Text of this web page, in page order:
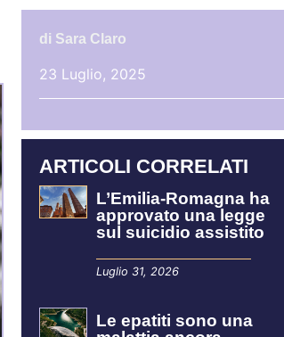
di Sara Claro
23 Luglio, 2025
ARTICOLI CORRELATI
L’Emilia-Romagna ha
approvato una legge
sul suicidio assistito
Luglio 31, 2026
Le epatiti sono una